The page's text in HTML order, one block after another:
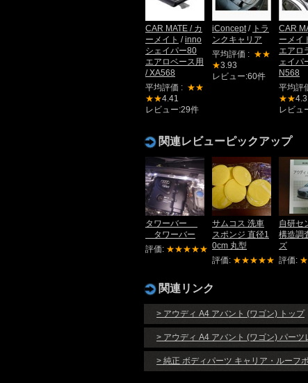
CAR MATE / カ
ーメイト /inno
シェイパー80
エアロベース用
/ XA568
平均評価 : ★★
★★4.41
レビュー:29件
iConcept / トラ
ンクキャリア
平均評価 : ★★
★3.93
レビュー:60件
CAR
ーメイ
エアロ
ェイパ
N568
平均評
★★
レビュ
関連レビューピックアップ
タワーバー
タワーバー
評価: ★★★★★
サムコス 洗車
スポンジ 直径1
0cm 丸型
評価: ★★★★★
自研セ
構造調
ズ
評価:
関連リンク
> アウディ A4 アバント (ワゴン) トップ
> アウディ A4 アバント (ワゴン) パーツ
> 純正 ボディパーツ キャリア・ルーフ